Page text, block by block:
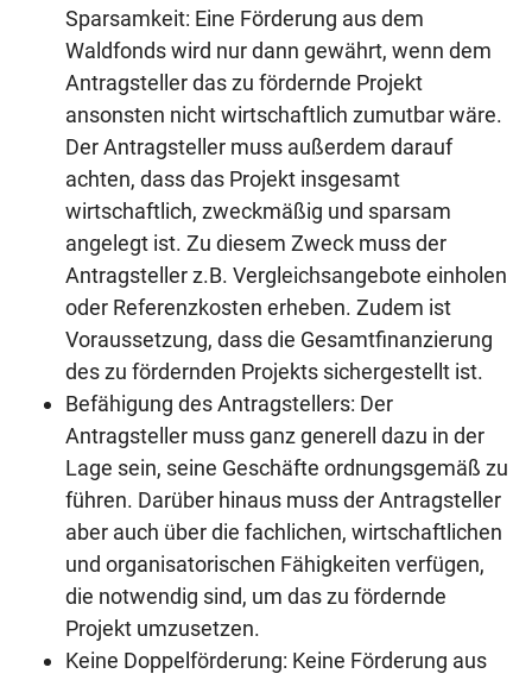
Sparsamkeit: Eine Förderung aus dem
Waldfonds wird nur dann gewährt, wenn dem
Antragsteller das zu fördernde Projekt
ansonsten nicht wirtschaftlich zumutbar wäre.
Der Antragsteller muss außerdem darauf
achten, dass das Projekt insgesamt
wirtschaftlich, zweckmäßig und sparsam
angelegt ist. Zu diesem Zweck muss der
Antragsteller z.B. Vergleichsangebote einholen
oder Referenzkosten erheben. Zudem ist
Voraussetzung, dass die Gesamtfinanzierung
des zu fördernden Projekts sichergestellt ist.
Befähigung des Antragstellers: Der
Antragsteller muss ganz generell dazu in der
Lage sein, seine Geschäfte ordnungsgemäß zu
führen. Darüber hinaus muss der Antragsteller
aber auch über die fachlichen, wirtschaftlichen
und organisatorischen Fähigkeiten verfügen,
die notwendig sind, um das zu fördernde
Projekt umzusetzen.
Keine Doppelförderung: Keine Förderung aus